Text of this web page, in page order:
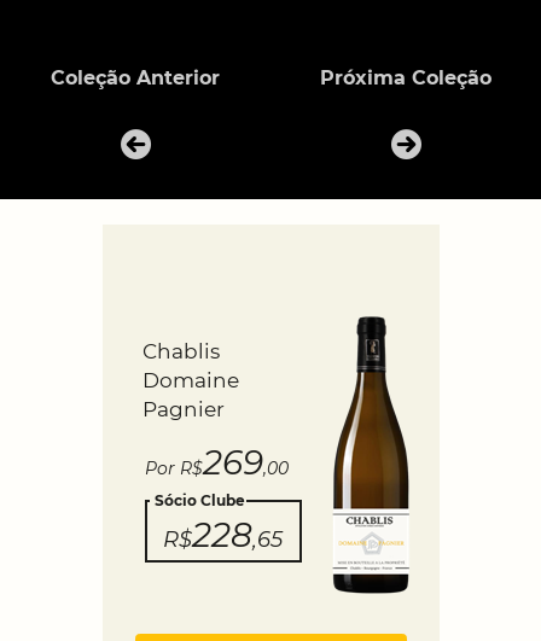
Coleção Anterior Próxima Coleção
Chablis
Domaine
Pagnier
Por R$269,00
Sócio Clube
R$228,65